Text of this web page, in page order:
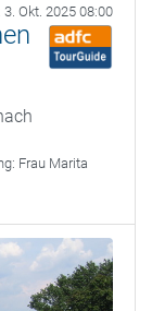
3. Okt. 2025 08:00
Frau Marita